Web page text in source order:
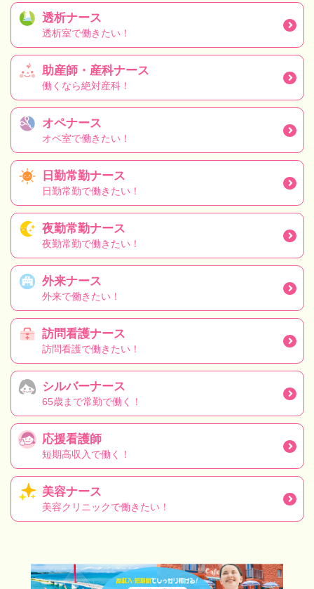
透析ナース
透析室で働きたい！
助産師・産科ナース
働くなら絶対産科！
オペナース
オペ室で働きたい！
日勤常勤ナース
日勤常勤で働きたい！
夜勤常勤ナース
夜勤常勤で働きたい！
外来ナース
外来で働きたい！
訪問看護ナース
訪問看護で働きたい！
シルバーナース
65歳まで常勤で働く！
応援看護師
短期高収入で働く！
美容ナース
美容クリニックで働きたい！